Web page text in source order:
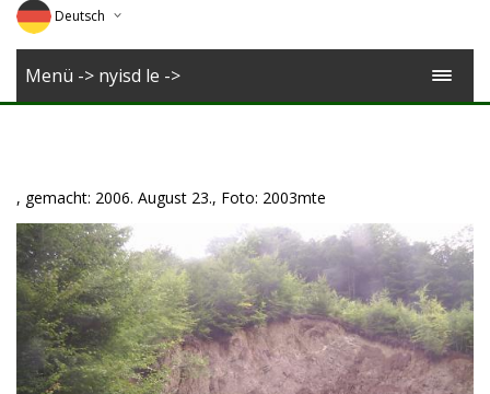
Deutsch
English
Menü -> nyisd le ->
, gemacht: 2006. August 23., Foto: 2003mte